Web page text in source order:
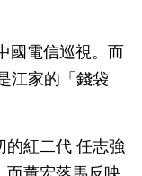
國電信巡視。而
江家的「錢袋
的紅二代 任志強